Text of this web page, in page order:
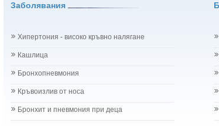
Заболявания
Хипертония - високо кръвно налягане
Кашлица
Бронхопневмония
Кръвоизлив от носа
Бронхит и пневмония при деца